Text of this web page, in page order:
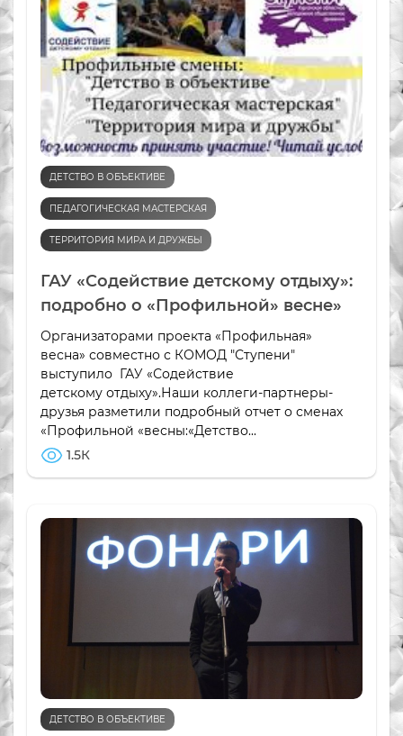
ДЕТСТВО В ОБЪЕКТИВЕ
ПЕДАГОГИЧЕСКАЯ МАСТЕРСКАЯ
ТЕРРИТОРИЯ МИРА И ДРУЖБЫ
ГАУ «Содействие детскому отдыху»:
подробно о «Профильной» весне»
Организаторами проекта «Профильная»
весна» совместно с КОМОД "Ступени"
выступило ГАУ «Содействие
детскому отдыху».Наши коллеги-партнеры-
друзья разметили подробный отчет о сменах
«Профильной «весны:«Детство...
1.5К
ДЕТСТВО В ОБЪЕКТИВЕ